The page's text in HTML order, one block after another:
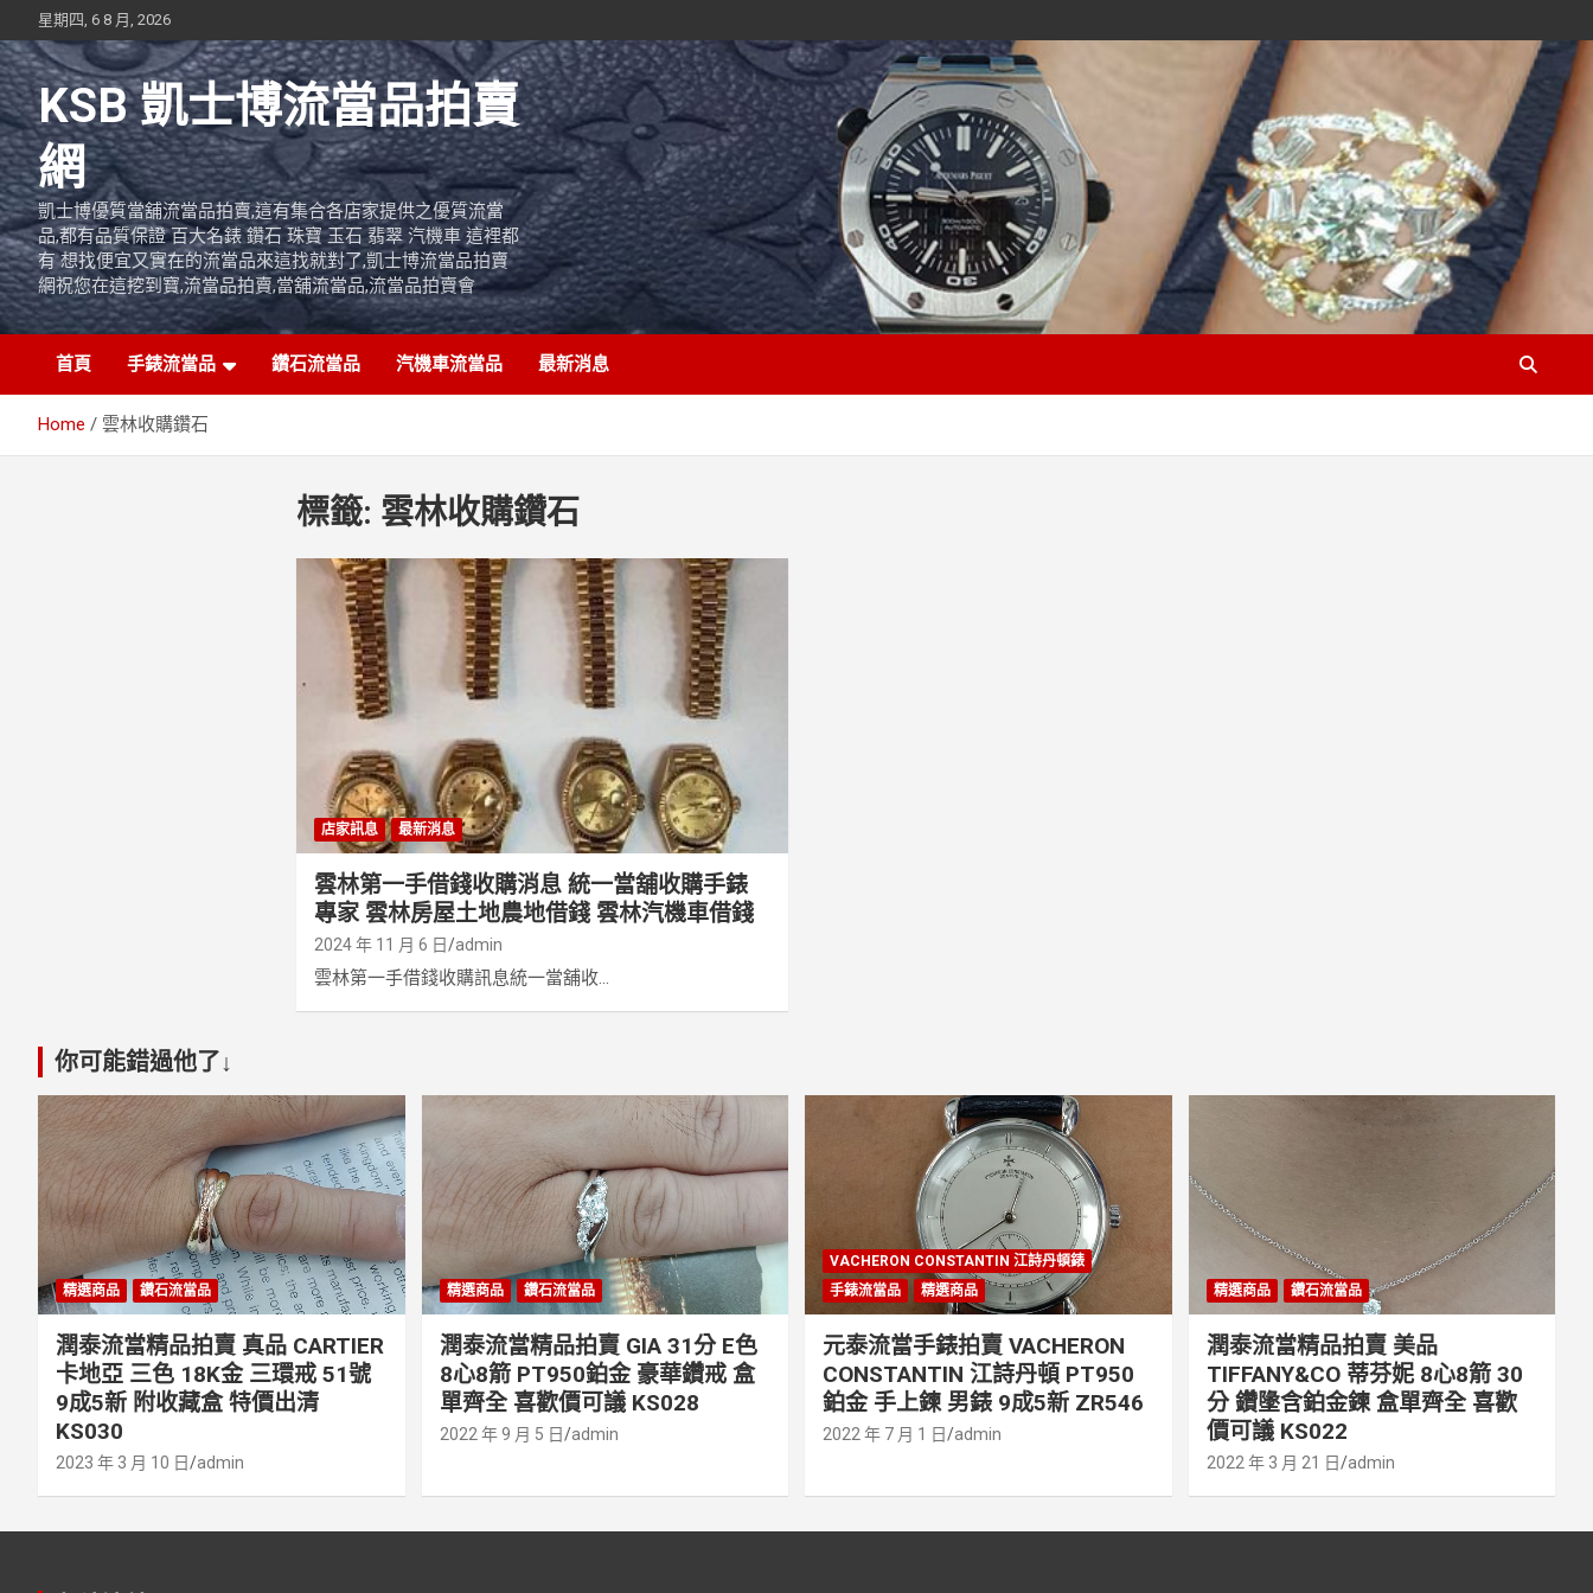
to
content
星期四, 6 8 月, 2026
KSB 凱士博流當品拍賣
網
凱士博優質當舖流當品拍賣,這有集合各店家提供之優質流當
品,都有品質保證 百大名錶 鑽石 珠寶 玉石 翡翠 汽機車 這裡都
有 想找便宜又實在的流當品來這找就對了,凱士博流當品拍賣
網祝您在這挖到寶,流當品拍賣,當舖流當品,流當品拍賣會
首頁 手錶流當品 鑽石流當品 汽機車流當品 最新消息
Home 雲林收購鑽石
標籤: 雲林收購鑽石
店家訊息 最新消息
雲林第一手借錢收購消息 統一當舖收購手錶
專家 雲林房屋土地農地借錢 雲林汽機車借錢
2024 年 11 月 6 日 admin
雲林第一手借錢收購訊息統一當舖收...
你可能錯過他了↓
精選商品 鑽石流當品
潤泰流當精品拍賣 真品 CARTIER
卡地亞 三色 18K金 三環戒 51號
9成5新 附收藏盒 特價出清
KS030
2023 年 3 月 10 日 admin
精選商品 鑽石流當品
潤泰流當精品拍賣 GIA 31分 E色
8心8箭 PT950鉑金 豪華鑽戒 盒
單齊全 喜歡價可議 KS028
2022 年 9 月 5 日 admin
VACHERON CONSTANTIN 江詩丹頓錶
手錶流當品
精選商品
元泰流當手錶拍賣 VACHERON
CONSTANTIN 江詩丹頓 PT950
鉑金 手上鍊 男錶 9成5新 ZR546
2022 年 7 月 1 日 admin
精選商品 鑽石流當品
潤泰流當精品拍賣 美品
TIFFANY&CO 蒂芬妮 8心8箭 30
分 鑽墬含鉑金鍊 盒單齊全 喜歡
價可議 KS022
2022 年 3 月 21 日 admin